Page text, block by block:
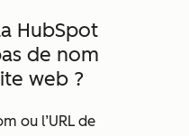
HubSpot
de nom
web ?
ou l’URL de